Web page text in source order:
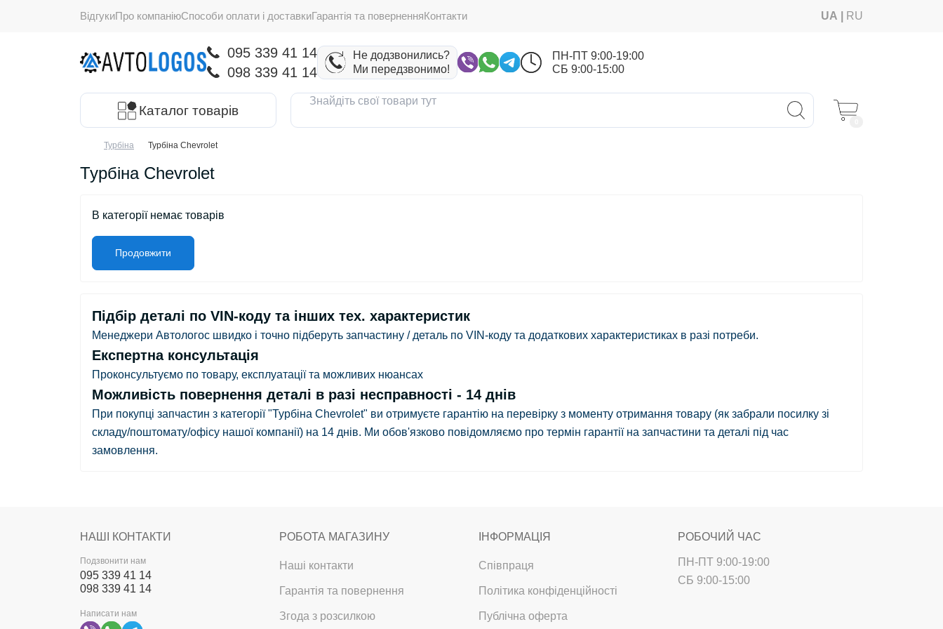
ВідгукиПро компаніюСпособи оплати і доставкиГарантія та поверненняКонтакти UA RU
095 339 41 14
098 339 41 14
Не додзвонились?
Ми передзвонимо!
ПН-ПТ 9:00-19:00
СБ 9:00-15:00
Каталог товарів
Турбіна Турбіна Chevrolet
Турбіна Chevrolet
В категорії немає товарів
Продовжити
Підбір деталі по VIN-коду та інших тех. характеристик
Менеджери Автологос швидко і точно підберуть запчастину / деталь по VIN-коду та додаткових характеристиках в разі потреби.
Експертна консультація
Проконсультуємо по товару, експлуатації та можливих нюансах
Можливість повернення деталі в разі несправності - 14 днів
При покупці запчастин з категорії "Турбіна Chevrolet" ви отримуєте гарантію на перевірку з моменту отримання товару (як забрали посилку зі
складу/поштомату/офісу нашої компанії) на 14 днів. Ми обов'язково повідомляємо про термін гарантії на запчастини та деталі під час
замовлення.
НАШІ КОНТАКТИ
Подзвонити нам
095 339 41 14
098 339 41 14
Написати нам
РОБОТА МАГАЗИНУ
Наші контакти
Гарантія та повернення
Згода з розсилкою
ІНФОРМАЦІЯ
Співпраця
Політика конфіденційності
Публічна оферта
РОБОЧИЙ ЧАС
ПН-ПТ 9:00-19:00
СБ 9:00-15:00